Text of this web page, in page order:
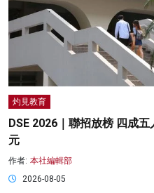
灼見教育
DSE 2026｜聯招放榜 四成
元
作者: 本社編輯部
2026-08-05